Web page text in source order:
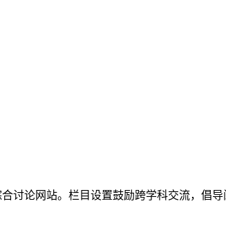
讨论网站。栏目设置鼓励跨学科交流，倡